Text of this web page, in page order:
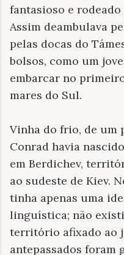
fantasioso e
Assim deambulava
pelas docas do
bolsos, como um
embarcar no
mares do Sul.
Vinha do frio, de um
Conrad havia
em Berdichev,
ao sudeste de Kiev.
tinha apenas uma
linguística; não
território afixado ao
antepassados foram